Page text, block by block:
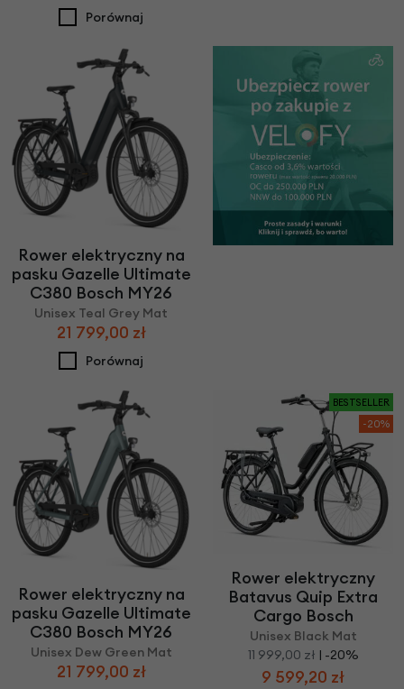
Porównaj
Rower elektryczny na
pasku Gazelle Ultimate
C380 Bosch MY26
Unisex Teal Grey Mat
21 799,00 zł
Porównaj
Rower elektryczny na
pasku Gazelle Ultimate
C380 Bosch MY26
Unisex Dew Green Mat
21 799,00 zł
BESTSELLER
-20%
Rower elektryczny
Batavus Quip Extra
Cargo Bosch
Unisex Black Mat
11 999,00 zł | -20%
9 599,20 zł